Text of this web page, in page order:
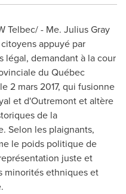
Telbec/ - Me. Julius Gray
appuyé par
légal, demandant à la cour
du Québec
2 mars 2017, qui fusionne
et d'Outremontet altère
de la
Selon les plaignants,
le poids politique de
juste et
minorités ethniques et